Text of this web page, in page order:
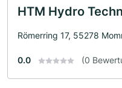
HTM Hydro
Römerring 17, 55278
0.0 (0